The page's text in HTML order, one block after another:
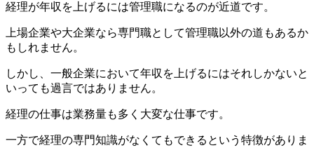
経理が年収を上げるには管理職になるのが近道です。
上場企業や大企業なら専門職として管理職以外の道もあるか
もしれません。
しかし、一般企業において年収を上げるにはそれしかないと
いっても過言ではありません。
経理の仕事は業務量も多く大変な仕事です。
一方で経理の専門知識がなくてもできるという特徴がありま